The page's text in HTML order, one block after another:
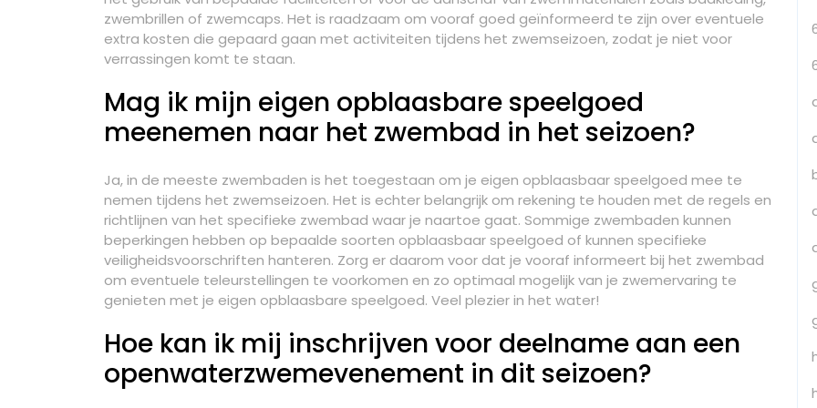
zwembrillen of zwemcaps. Het is raadzaam om vooraf goed geïnformeerd te zijn over eventuele
extra kosten die gepaard gaan met activiteiten tijdens het zwemseizoen, zodat je niet voor
verrassingen komt te staan.
Mag ik mijn eigen opblaasbare speelgoed
meenemen naar het zwembad in het seizoen?
Ja, in de meeste zwembaden is het toegestaan om je eigen opblaasbaar speelgoed mee te
nemen tijdens het zwemseizoen. Het is echter belangrijk om rekening te houden met de regels en
richtlijnen van het specifieke zwembad waar je naartoe gaat. Sommige zwembaden kunnen
beperkingen hebben op bepaalde soorten opblaasbaar speelgoed of kunnen specifieke
veiligheidsvoorschriften hanteren. Zorg er daarom voor dat je vooraf informeert bij het zwembad
om eventuele teleurstellingen te voorkomen en zo optimaal mogelijk van je zwemervaring te
genieten met je eigen opblaasbare speelgoed. Veel plezier in het water!
Hoe kan ik mij inschrijven voor deelname aan een
openwaterzwemevenement in dit seizoen?